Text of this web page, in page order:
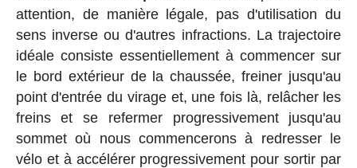
attention, de manière légale, pas d'utilisation du
sens inverse ou d'autres infractions. La trajectoire
idéale consiste essentiellement à commencer sur
le bord extérieur de la chaussée, freiner jusqu'au
point d'entrée du virage et, une fois là, relâcher les
freins et se refermer progressivement jusqu'au
sommet où nous commencerons à redresser le
vélo et à accélérer progressivement pour sortir par